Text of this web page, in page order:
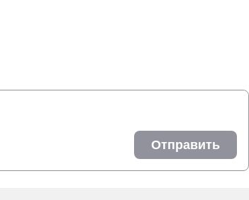
Отправить